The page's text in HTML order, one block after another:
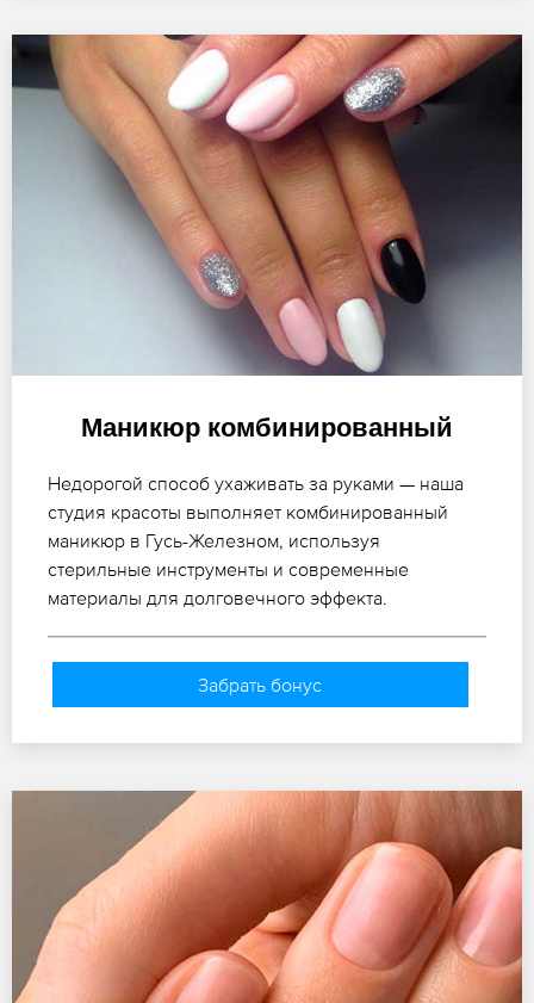
Маникюр комбинированный
Недорогой способ ухаживать за руками — наша
студия красоты выполняет комбинированный
маникюр в Гусь-Железном, используя
стерильные инструменты и современные
материалы для долговечного эффекта.
Забрать бонус